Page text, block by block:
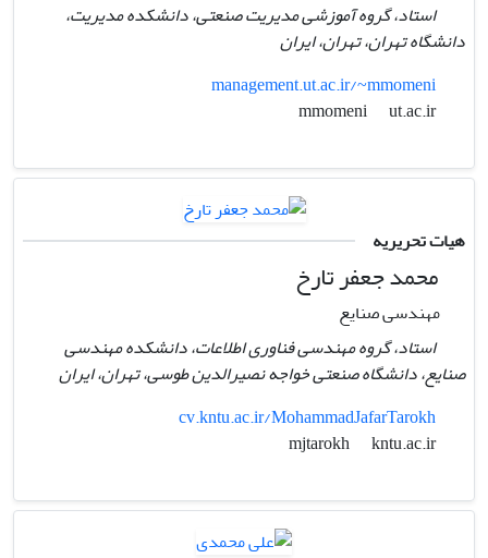
استاد، گروه آموزشی مدیریت صنعتی، دانشکده مدیریت،
دانشگاه تهران، تهران، ایران
management.ut.ac.ir/~mmomeni
mmomeni
ut.ac.ir
هیات تحریریه
محمد جعفر تارخ
مهندسی صنایع
استاد، گروه مهندسی فناوری اطلاعات،‌ دانشکده مهندسی
صنایع،‌ دانشگاه صنعتی خواجه نصیرالدین طوسی، تهران،‌ ایران
cv.kntu.ac.ir/MohammadJafarTarokh
mjtarokh
kntu.ac.ir